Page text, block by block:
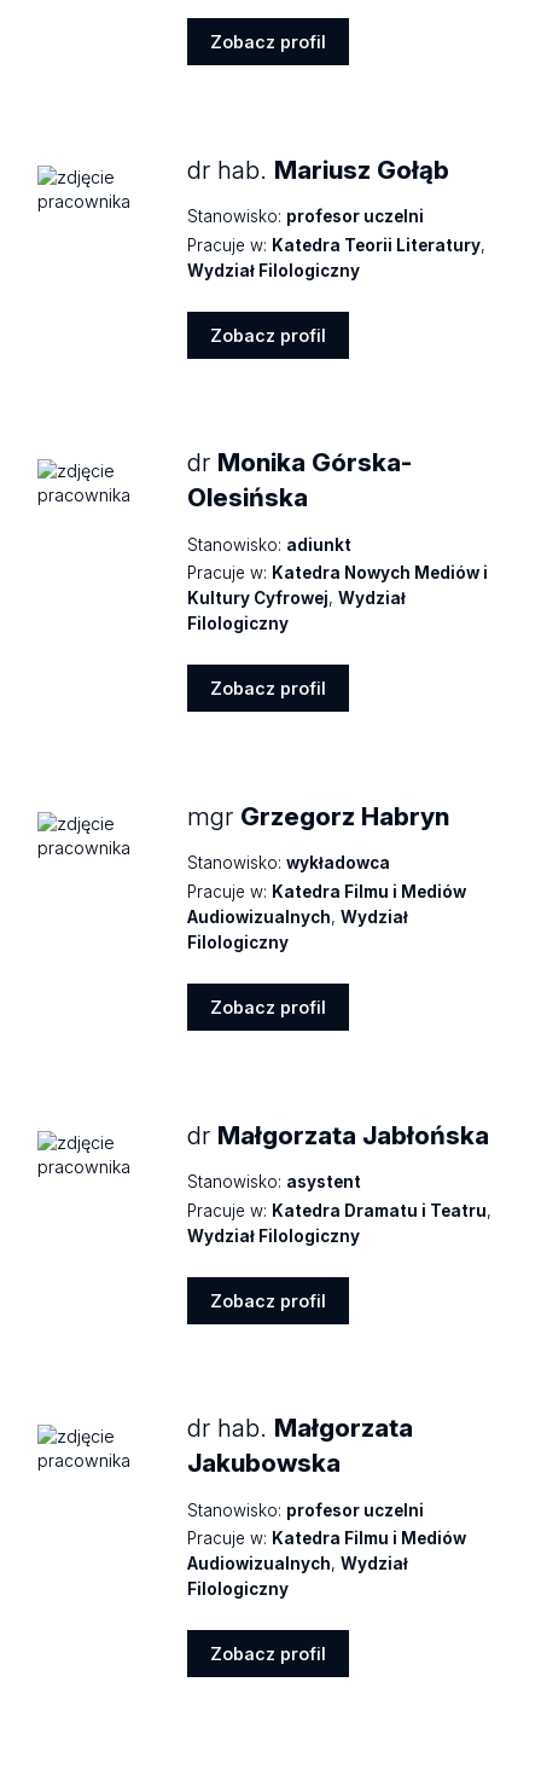
Zobacz profil
dr hab. Mariusz Gołąb
Stanowisko: profesor uczelni
Pracuje w: Katedra Teorii Literatury,
Wydział Filologiczny
Zobacz profil
dr Monika Górska-
Olesińska
Stanowisko: adiunkt
Pracuje w: Katedra Nowych Mediów i
Kultury Cyfrowej,Wydział
Filologiczny
Zobacz profil
mgr Grzegorz Habryn
Stanowisko: wykładowca
Pracuje w: Katedra Filmu i Mediów
Audiowizualnych,Wydział
Filologiczny
Zobacz profil
dr Małgorzata Jabłońska
Stanowisko: asystent
Pracuje w: Katedra Dramatu i Teatru,
Wydział Filologiczny
Zobacz profil
dr hab. Małgorzata
Jakubowska
Stanowisko: profesor uczelni
Pracuje w: Katedra Filmu i Mediów
Audiowizualnych,Wydział
Filologiczny
Zobacz profil